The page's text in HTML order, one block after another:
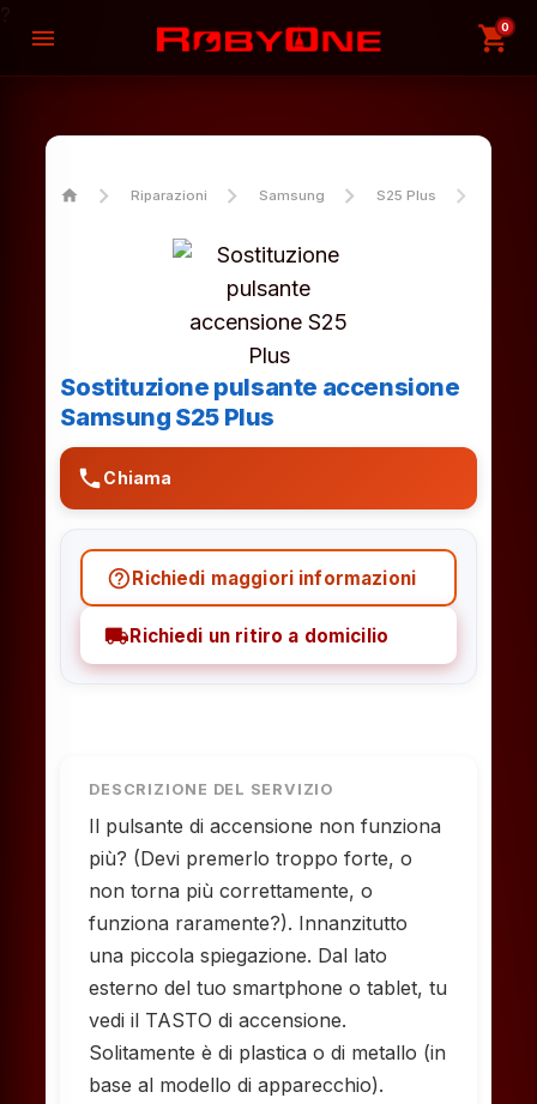
menu shopping_cart
0
home Riparazioni Samsung S25 Plus
Sostituzione pulsante accensione
Samsung S25 Plus
phoneChiama
help_outlineRichiedi maggiori informazioni
local_shippingRichiedi un ritiro a domicilio
DESCRIZIONE DEL SERVIZIO
Il pulsante di accensione non funziona
più? (Devi premerlo troppo forte, o
non torna più correttamente, o
funziona raramente?). Innanzitutto
una piccola spiegazione. Dal lato
esterno del tuo smartphone o tablet, tu
vedi il TASTO di accensione.
Solitamente è di plastica o di metallo (in
base al modello di apparecchio).